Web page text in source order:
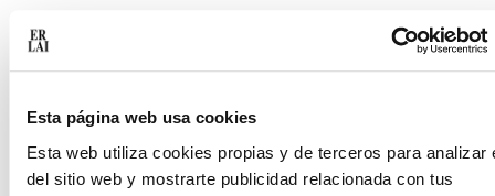
Esta página web usa cookies
Esta web utiliza cookies propias y de terceros para analizar
del sitio web y mostrarte publicidad relacionada con tus